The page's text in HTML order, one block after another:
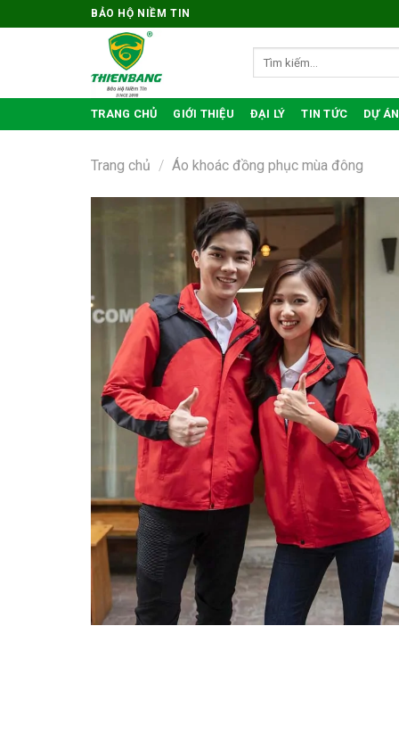
qua
BẢO HỘ NIỀM TIN
TRANG CHỦ GIỚI THIỆU ĐẠI LÝ TIN TỨC DỰ
Trang chủ / Áo khoác đồng phục mùa đông